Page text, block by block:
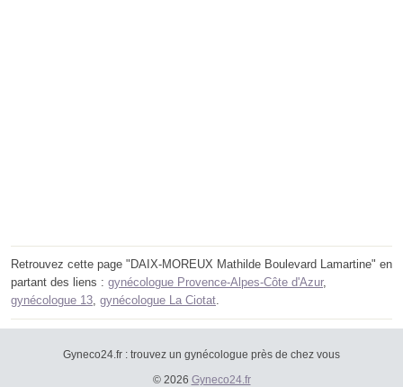
Retrouvez cette page "DAIX-MOREUX Mathilde Boulevard Lamartine" en
partant des liens : gynécologue Provence-Alpes-Côte d'Azur,
gynécologue 13, gynécologue La Ciotat.
Gyneco24.fr : trouvez un gynécologue près de chez vous
© 2026 Gyneco24.fr